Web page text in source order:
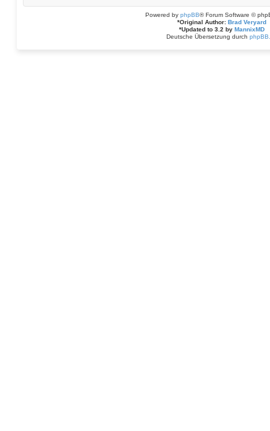
Powered by phpBB® Forum Software ©
*Original Author: Brad Veryard
*Updated to 3.2 by MannixMD
Deutsche Übersetzung durch